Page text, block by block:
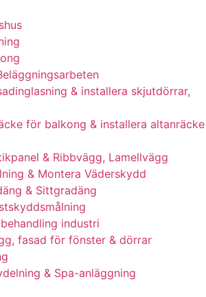
& installera skjutdörrar,
för balkong & installera altanräcke
& Ribbvägg, Lamellvägg
& Montera Väderskydd
& Sittgradäng
industri
fasad för fönster & dörrar
& Spa-anläggning